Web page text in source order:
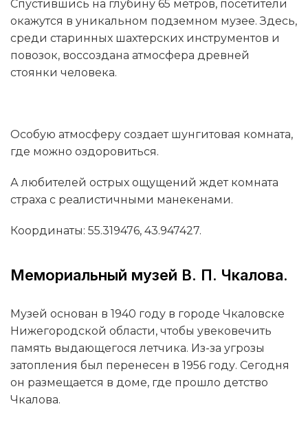
Спустившись на глубину 65 метров, посетители
окажутся в уникальном подземном музее. Здесь,
среди старинных шахтерских инструментов и
повозок, воссоздана атмосфера древней
стоянки человека.
Особую атмосферу создает шунгитовая комната,
где можно оздоровиться.
А любителей острых ощущений ждет комната
страха с реалистичными манекенами.
Координаты: 55.319476, 43.947427.
Мемориальный музей В. П. Чкалова.
Музей основан в 1940 году в городе Чкаловске
Нижегородской области, чтобы увековечить
память выдающегося летчика. Из-за угрозы
затопления был перенесен в 1956 году. Сегодня
он размещается в доме, где прошло детство
Чкалова.